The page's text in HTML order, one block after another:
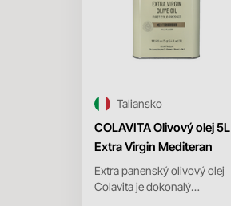
COLAVITA Olivový olej 5L
Extra Virgin Mediteran
Extra panenský olivový olej
Colavita je dokonalý
Taliansko